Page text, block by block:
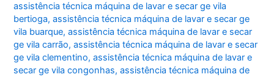
assistência técnica máquina de lavar e secar ge vila
bertioga,assistência técnica máquina de lavar e secar ge
vila buarque,assistência técnica máquina de lavar e secar
ge vila carrão,assistência técnica máquina de lavar e secar
ge vila clementino,assistência técnica máquina de lavar e
secar ge vila congonhas,assistência técnica máquina de